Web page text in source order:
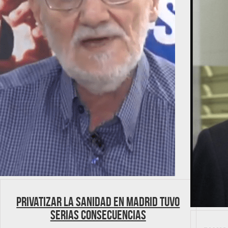
Privatizar la Sanidad en Madrid tuvo
serias consecuencias